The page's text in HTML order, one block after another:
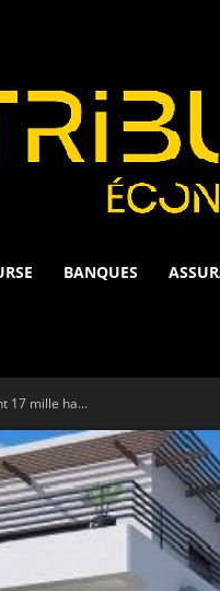
Tribune
BANQUES
17 mille ha...